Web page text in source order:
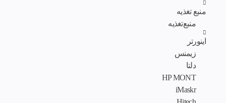
منبع تغذیه
منبع‌تغذیه
اینورتر
زیمنس
دلتا
HP MONT
iMaskr